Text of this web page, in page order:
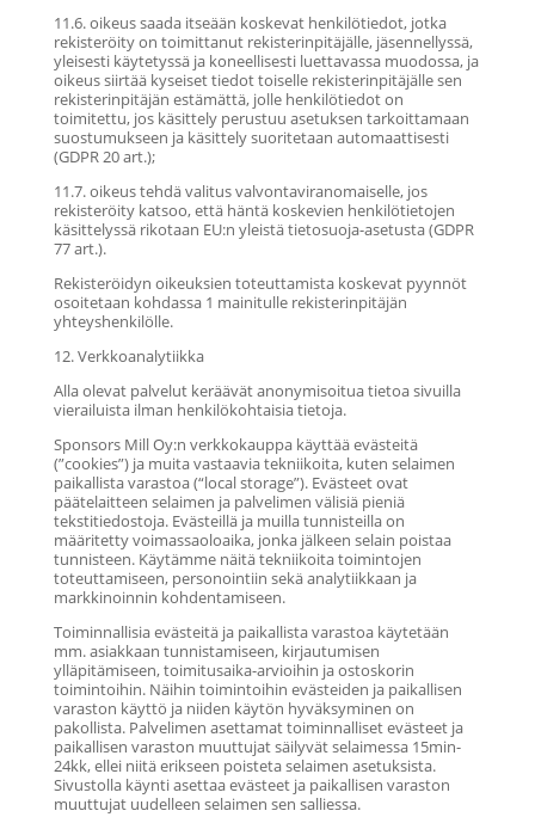
11.6. oikeus saada itseään koskevat henkilötiedot, jotka
rekisteröity on toimittanut rekisterinpitäjälle, jäsennellyssä,
yleisesti käytetyssä ja koneellisesti luettavassa muodossa, ja
oikeus siirtää kyseiset tiedot toiselle rekisterinpitäjälle sen
rekisterinpitäjän estämättä, jolle henkilötiedot on
toimitettu, jos käsittely perustuu asetuksen tarkoittamaan
suostumukseen ja käsittely suoritetaan automaattisesti
(GDPR 20 art.);
11.7. oikeus tehdä valitus valvontaviranomaiselle, jos
rekisteröity katsoo, että häntä koskevien henkilötietojen
käsittelyssä rikotaan EU:n yleistä tietosuoja-asetusta (GDPR
77 art.).
Rekisteröidyn oikeuksien toteuttamista koskevat pyynnöt
osoitetaan kohdassa 1 mainitulle rekisterinpitäjän
yhteyshenkilölle.
12. Verkkoanalytiikka
Alla olevat palvelut keräävät anonymisoitua tietoa sivuilla
vierailuista ilman henkilökohtaisia tietoja.
Sponsors Mill Oy:n verkkokauppa käyttää evästeitä
(”cookies”) ja muita vastaavia tekniikoita, kuten selaimen
paikallista varastoa (“local storage”). Evästeet ovat
päätelaitteen selaimen ja palvelimen välisiä pieniä
tekstitiedostoja. Evästeillä ja muilla tunnisteilla on
määritetty voimassaoloaika, jonka jälkeen selain poistaa
tunnisteen. Käytämme näitä tekniikoita toimintojen
toteuttamiseen, personointiin sekä analytiikkaan ja
markkinoinnin kohdentamiseen.
Toiminnallisia evästeitä ja paikallista varastoa käytetään
mm. asiakkaan tunnistamiseen, kirjautumisen
ylläpitämiseen, toimitusaika-arvioihin ja ostoskorin
toimintoihin. Näihin toimintoihin evästeiden ja paikallisen
varaston käyttö ja niiden käytön hyväksyminen on
pakollista. Palvelimen asettamat toiminnalliset evästeet ja
paikallisen varaston muuttujat säilyvät selaimessa 15min-
24kk, ellei niitä erikseen poisteta selaimen asetuksista.
Sivustolla käynti asettaa evästeet ja paikallisen varaston
muuttujat uudelleen selaimen sen salliessa.